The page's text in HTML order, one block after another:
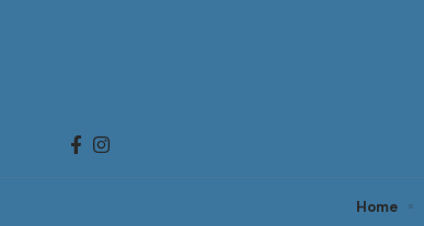
Home